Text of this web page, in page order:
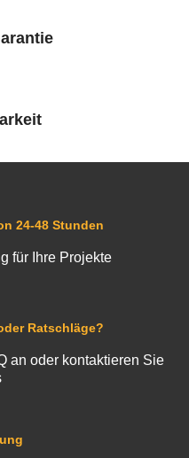
Ratschläge?
an oder kontaktieren Sie
24-48 Stunden
für Ihre Projekte